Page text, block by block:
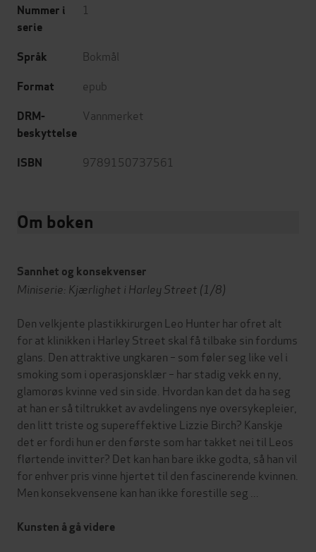
Nummer i
serie
1
Språk Bokmål
Format epub
DRM-
beskyttelse
Vannmerket
ISBN 9789150737561
Om boken
Sannhet og konsekvenser
Miniserie: Kjærlighet i Harley Street (1/8)
Den velkjente plastikkirurgen Leo Hunter har ofret alt
for at klinikken i Harley Street skal få tilbake sin fordums
glans. Den attraktive ungkaren – som føler seg like vel i
smoking som i operasjonsklær – har stadig vekk en ny,
glamorøs kvinne ved sin side. Hvordan kan det da ha seg
at han er så tiltrukket av avdelingens nye oversykepleier,
den litt triste og supereffektive Lizzie Birch? Kanskje
det er fordi hun er den første som har takket nei til Leos
flørtende invitter? Det kan han bare ikke godta, så han vil
for enhver pris vinne hjertet til den fascinerende kvinnen.
Men konsekvensene kan han ikke forestille seg ...
Kunsten å gå videre